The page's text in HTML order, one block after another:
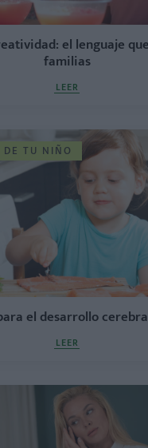
el lenguaje
familias
LEER
TU NIÑO
el desarrollo
LEER